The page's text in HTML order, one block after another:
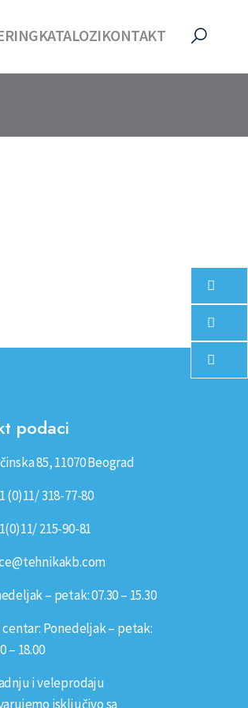
KATALOZIKONTAKT
podaci
85, 11070 Beograd
(0)11/ 318-77-80
215-90-81
– petak: 07.30 – 15.30
centar: Ponedeljak – petak:
– 18.00
i veleprodaju
isključivo sa